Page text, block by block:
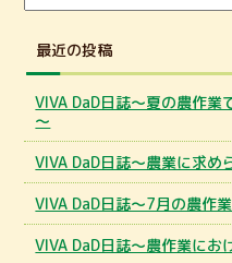
最近の投稿
VIVA DaD日誌～夏の農作業
～
VIVA DaD日誌～農業に求め
VIVA DaD日誌～7月の農作
VIVA DaD日誌～農作業にお